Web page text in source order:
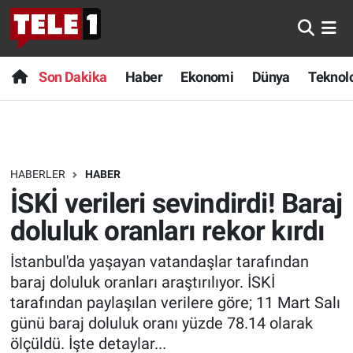
Son Dakika Haber Ekonomi Dünya
HABERLER HABER
İSKİ verileri sevindirdi! Baraj
doluluk oranları rekor kırdı
İstanbul'da yaşayan vatandaşlar tarafından
baraj doluluk oranları araştırılıyor. İSKİ
tarafından paylaşılan verilere göre; 11 Mart Salı
günü baraj doluluk oranı yüzde 78.14 olarak
ölçüldü. İşte detaylar...
Anında Manşet
Başka Sohbetler
Bilim turu
Bilim ve Teknoloji Evreni
Doğa Konuşuyor
Dünya
Ege Saati
Son Dakika
Haber
Dünya
Teknoloji
Sağlık
Spor
Yayın Akışı
Nöbetçi Eczaneler
Hava Durumu
Trafik Durumu
Süper Lig Puan Durumu ve Fikstür
Tüm Manşetler
Son Dakika Haberleri
Haber Arşivi